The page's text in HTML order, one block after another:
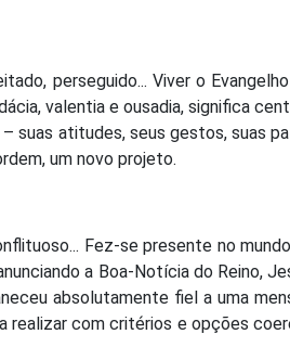
perseguido... Viver o
valentia e ousadia, significa
suas atitudes, seus gestos, suas
um novo projeto.
Fez-se presente no
a Boa-Notícia do Reino,
absolutamente fiel a uma
realizar com critérios e opções